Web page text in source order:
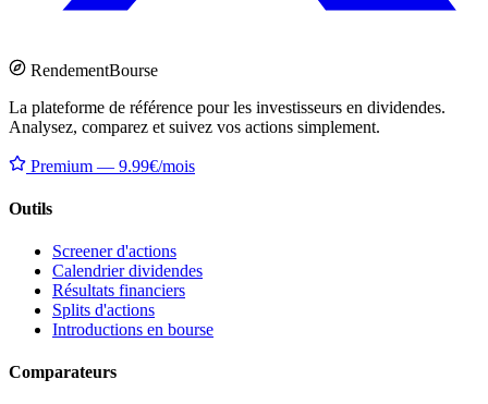
RendementBourse
La plateforme de référence pour les investisseurs en dividendes.
Analysez, comparez et suivez vos actions simplement.
Premium — 9.99€/mois
Outils
Screener d'actions
Calendrier dividendes
Résultats financiers
Splits d'actions
Introductions en bourse
Comparateurs